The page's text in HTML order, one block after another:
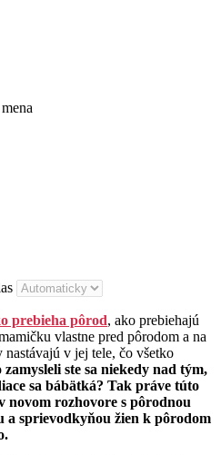
prebieha pôrod, ako prebiehajú
vlastne pred pôrodom a na
nastávajú v jej tele, čo všetko
zamysleli ste sa niekedy nad tým,
sa bábätká? Tak práve túto
novom rozhovore s pôrodnou
sprievodkyňou žien k pôrodom